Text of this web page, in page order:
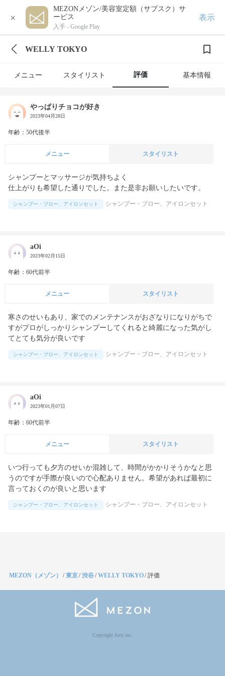
×
MEZONメゾン/美容室定額（サブスク）サ
ービス
入手 - Google Play
表示
WELLY TOKYO
メニュー スタイリスト 評価 基本情報
やっぱりチョコが好き
2023年04月28日
年齢：50代後半
メニュー スタイリスト
シャンプーとマッサージが気持ちよく
仕上がりも希望した通りでした。また是非お願いしたいです。
シャンプー・ブロー、アイロンセット シャンプー・ブロー、アイロンセット
aOi
2023年02月15日
年齢：60代前半
メニュー スタイリスト
寒さのせいもあり、家でのメンテナンスがおざなりになりがちで
すがプロがしっかりシャンプーしてくれると綺麗になった気がし
てとても気分が良いです
シャンプー・ブロー、アイロンセット シャンプー・ブロー、アイロンセット
aOi
2023年01月07日
年齢：60代前半
メニュー スタイリスト
いつ行っても夕方のせいか混雑して、時間がかかりそうかなと思
うのですが手際が良いので心配ありません。希望があれば最初に
言っておくのが良いと思います
シャンプー・ブロー、アイロンセット シャンプー・ブロー、アイロンセット
MEZON（メゾン） /東京/渋谷/WELLY TOKYO/評価
Copyright Jocy inc.